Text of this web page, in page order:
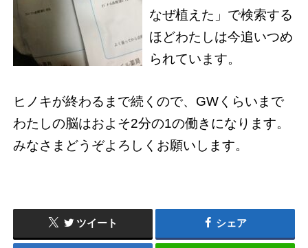
なぜ植えた」で検索する
ほどわたしは今追いつめ
られています。
ヒノキが終わるまで続くので、GWくらいまで
わたしの脳はおよそ2分の1の働きになります。
みなさまどうぞよろしくお願いします。
ツイート シェア